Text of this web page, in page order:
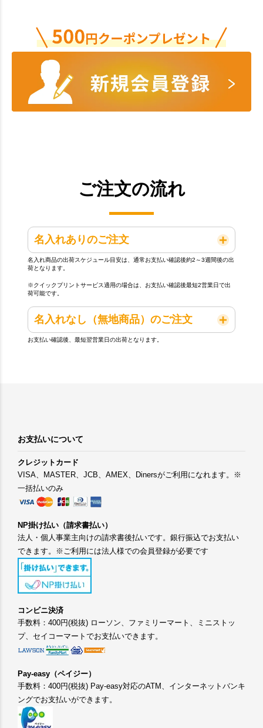
ご注文の流れ
名入れありのご注文
名入れ商品の出荷スケジュール目安は、通常お支払い確認後約2～3週間後の出
荷となります。
※クイックプリントサービス適用の場合は、お支払い確認後最短2営業日で出
荷可能です。
名入れなし（無地商品）のご注文
お支払い確認後、最短翌営業日の出荷となります。
お支払いについて
クレジットカード
VISA、MASTER、JCB、AMEX、Dinersがご利用になれます。※
一括払いのみ
NP掛け払い（請求書払い）
法人・個人事業主向けの請求書後払いです。銀行振込でお支払い
できます。※ご利用には法人様での会員登録が必要です
コンビニ決済
手数料：400円(税抜) ローソン、ファミリーマート、ミニストッ
プ、セイコーマートでお支払いできます。
Pay-easy（ペイジー）
手数料：400円(税抜) Pay-easy対応のATM、インターネットバンキ
ングでお支払いができます。